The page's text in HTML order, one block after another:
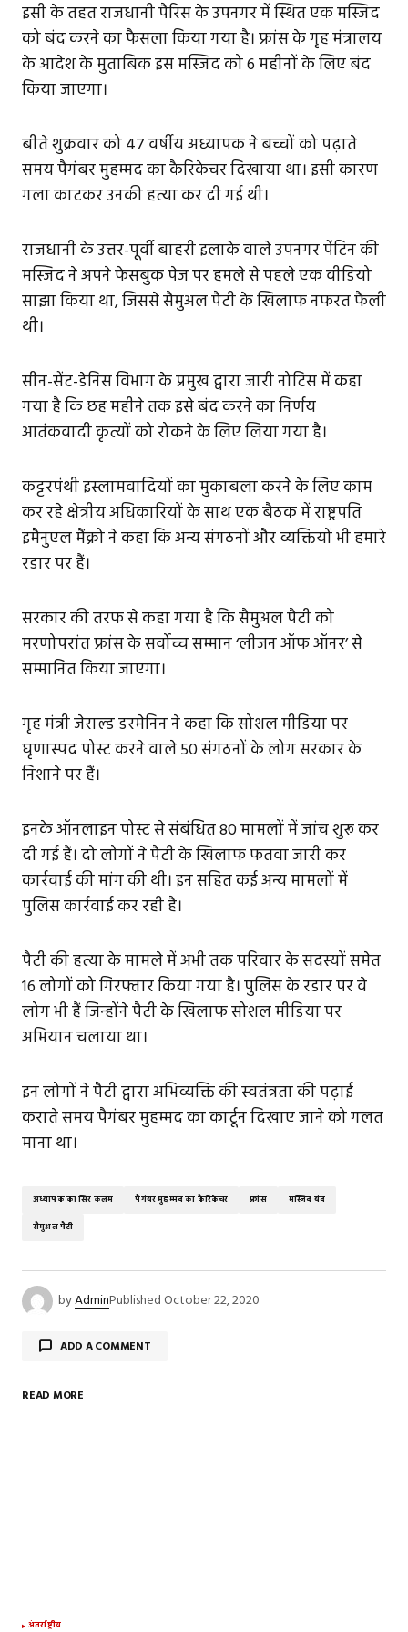
इसी के तहत राजधानी पैरिस के उपनगर में स्थित एक मस्जिद
को बंद करने का फैसला किया गया है। फ्रांस के गृह मंत्रालय
के आदेश के मुताबिक इस मस्जिद को 6 महीनों के लिए बंद
किया जाएगा।
बीते शुक्रवार को 47 वर्षीय अध्यापक ने बच्चों को पढ़ाते
समय पैगंबर मुहम्मद का कैरिकेचर दिखाया था। इसी कारण
गला काटकर उनकी हत्या कर दी गई थी।
राजधानी के उत्तर-पूर्वी बाहरी इलाके वाले उपनगर पेंटिन की
मस्जिद ने अपने फेसबुक पेज पर हमले से पहले एक वीडियो
साझा किया था, जिससे सैमुअल पैटी के खिलाफ नफरत फैली
थी।
सीन-सेंट-डेनिस विभाग के प्रमुख द्वारा जारी नोटिस में कहा
गया है कि छह महीने तक इसे बंद करने का निर्णय
आतंकवादी कृत्यों को रोकने के लिए लिया गया है।
कट्टरपंथी इस्लामवादियों का मुकाबला करने के लिए काम
कर रहे क्षेत्रीय अधिकारियों के साथ एक बैठक में राष्ट्रपति
इमैनुएल मैंक्रो ने कहा कि अन्य संगठनों और व्यक्तियों भी हमारे
रडार पर हैं।
सरकार की तरफ से कहा गया है कि सैमुअल पैटी को
मरणोपरांत फ्रांस के सर्वोच्च सम्मान ‘लीजन ऑफ ऑनर’ से
सम्मानित किया जाएगा।
गृह मंत्री जेराल्ड डरमेनिन ने कहा कि सोशल मीडिया पर
घृणास्पद पोस्ट करने वाले 50 संगठनों के लोग सरकार के
निशाने पर हैं।
इनके ऑनलाइन पोस्ट से संबंधित 80 मामलों में जांच शुरू कर
दी गई हैं। दो लोगों ने पैटी के खिलाफ फतवा जारी कर
कार्रवाई की मांग की थी। इन सहित कई अन्य मामलों में
पुलिस कार्रवाई कर रही है।
पैटी की हत्या के मामले में अभी तक परिवार के सदस्यों समेत
16 लोगों को गिरफ्तार किया गया है। पुलिस के रडार पर वे
लोग भी हैं जिन्होंने पैटी के खिलाफ सोशल मीडिया पर
अभियान चलाया था।
इन लोगों ने पैटी द्वारा अभिव्यक्ति की स्वतंत्रता की पढ़ाई
कराते समय पैगंबर मुहम्मद का कार्टून दिखाए जाने को गलत
माना था।
अध्यापक का सिर कलम पैगंबर मुहम्मद का कैरिकेचर फ्रांस मस्जिद बंद
सैमुअल पैटी
byAdminPublishedOctober 22, 2020
ADD A COMMENT
READ MORE
अंतर्राष्ट्रीय